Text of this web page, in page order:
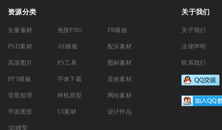
资源分类
矢量素材
PSD素材
高清图片
PPT模板
背景纹理
平面图形
3D模型
免抠PNG
AE模板
PS工具
字体下载
样机原型
UI素材
PR模板
配乐素材
图标素材
音效素材
网站素材
设计作品
关于我们
关于我们
法律声明
联系我们